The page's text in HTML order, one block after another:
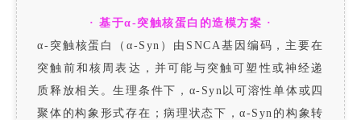
· 基于α-突触核蛋白的造模方案 ·
α-突触核蛋白（α-Syn）由SNCA基因编码，主要在
突触前和核周表达，并可能与突触可塑性或神经递
质释放相关。生理条件下，α-Syn以可溶性单体或四
聚体的构象形式存在；病理状态下，α-Syn的构象转